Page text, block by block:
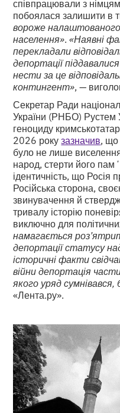
співпрацювали з
побоялася залишити в
вороже
населення».«Наявні
перекладали
депортації
нести за це
контингент», —
Секретар Ради
України (РНБО) Рустем
геноциду
2026 рокузазначив, що
було не лише
народ, стерти його
ідентичність, що Росія
Російська сторона,
звинувачення й
тривалу історію
виключно для
намагається
депортації статусу
історичні факти
війни депортація
якого уряд
«Лента.ру».